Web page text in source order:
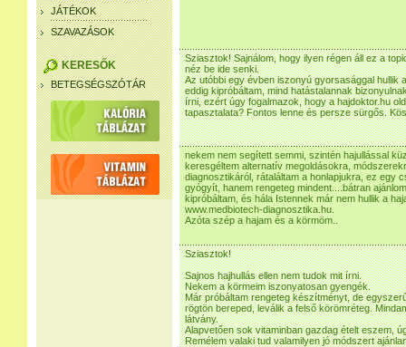
JÁTÉKOK
SZAVAZÁSOK
KERESŐK
BETEGSÉGSZÓTÁR
Sziasztok! Sajnálom, hogy ilyen régen áll ez a
néz be ide senki.
Az utóbbi egy évben iszonyú gyorsasággal hullik
eddig kipróbáltam, mind hatástalannak
írni, ezért úgy fogalmazok, hogy a hajdoktor.hu
tapasztalata? Fontos lenne és persze sürgős.
nekem nem segített semmi, szintén hajullással
keresgéltem alternatív megoldásokra,
diagnosztikáról, rátaláltam a honlapjukra, ez egy
gyógyít, hanem rengeteg mindent....bátran
kipróbáltam, és hála Istennek már nem hullik a
www.medbiotech-diagnosztika.hu.
Azóta szép a hajam és a körmöm..
Sziasztok!
Sajnos hajhullás ellen nem tudok mit írni.
Nekem a körmeim iszonyatosan gyengék.
Már próbáltam rengeteg készítményt, de
rögtön bereped, leválik a felső körömréteg.
látvány.
Alapvetően sok vitaminban gazdag ételt eszem,
Remélem valaki tud valamilyen jó módszert